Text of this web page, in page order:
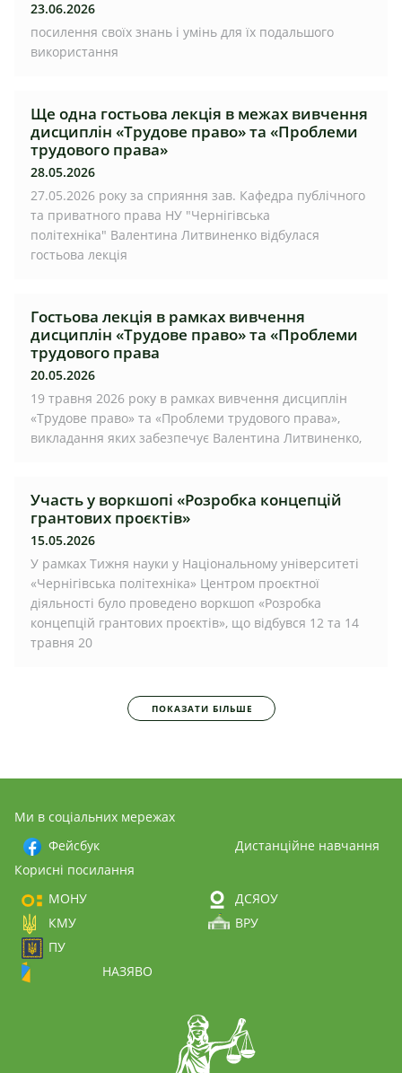
23.06.2026
посилення своїх знань і умінь для їх подальшого
використання
Ще одна гостьова лекція в межах вивчення
дисциплін «Трудове право» та «Проблеми
трудового права»
28.05.2026
27.05.2026 року за сприяння зав. Кафедра публічного
та приватного права НУ "Чернігівська
політехніка" Валентина Литвиненко відбулася
гостьова лекція
Гостьова лекція в рамках вивчення
дисциплін «Трудове право» та «Проблеми
трудового права
20.05.2026
19 травня 2026 року в рамках вивчення дисциплін
«Трудове право» та «Проблеми трудового права»,
викладання яких забезпечує Валентина Литвиненко,
Участь у воркшопі «Розробка концепцій
грантових проєктів»
15.05.2026
У рамках Тижня науки у Національному університеті
«Чернігівська політехніка» Центром проєктної
діяльності було проведено воркшоп «Розробка
концепцій грантових проєктів», що відбувся 12 та 14
травня 20
ПОКАЗАТИ БІЛЬШЕ
Ми в соціальних мережах
Фейсбук
Дистанційне навчання
Корисні посилання
МОНУ
ДСЯОУ
КМУ
ВРУ
ПУ
НАЗЯВО